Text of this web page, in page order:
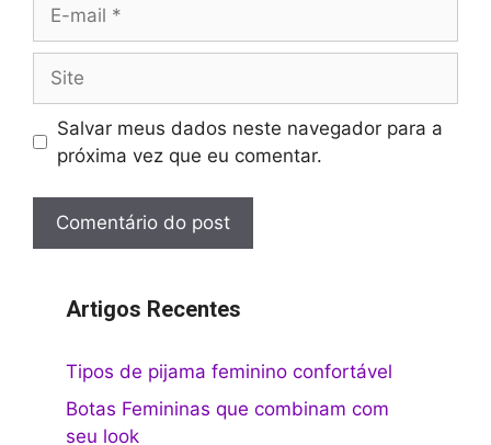
mail
Salvar meus dados neste navegador para a
próxima vez que eu comentar.
Artigos Recentes
Tipos de pijama feminino confortável
Botas Femininas que combinam com
seu look